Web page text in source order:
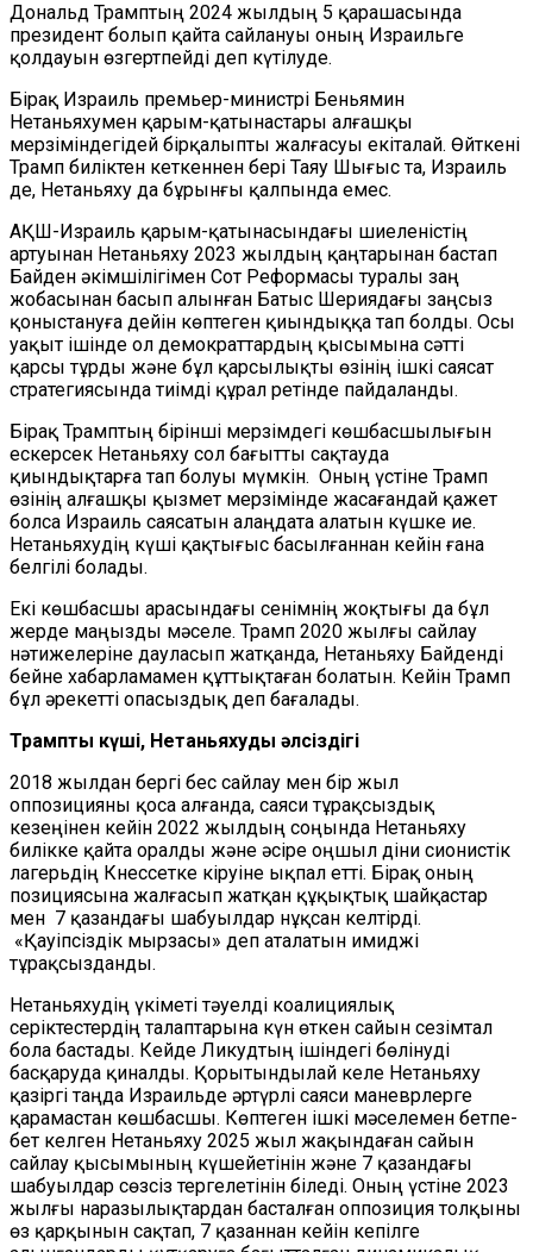
Дональд Трамптың 2024 жылдың 5 қарашасында
президент болып қайта сайлануы оның Израильге
қолдауын өзгертпейді деп күтілуде.
Бірақ Израиль премьер-министрі Беньямин
Нетаньяхумен қарым-қатынастары алғашқы
мерзіміндегідей бірқалыпты жалғасуы екіталай. Өйткені
Трамп биліктен кеткеннен бері Таяу Шығыс та, Израиль
де, Нетаньяху да бұрынғы қалпында емес.
АҚШ-Израиль қарым-қатынасындағы шиеленістің
артуынан Нетаньяху 2023 жылдың қаңтарынан бастап
Байден әкімшілігімен Сот Реформасы туралы заң
жобасынан басып алынған Батыс Шериядағы заңсыз
қоныстануға дейін көптеген қиындыққа тап болды. Осы
уақыт ішінде ол демократтардың қысымына сәтті
қарсы тұрды және бұл қарсылықты өзінің ішкі саясат
стратегиясында тиімді құрал ретінде пайдаланды.
Бірақ Трамптың бірінші мерзімдегі көшбасшылығын
ескерсек Нетаньяху сол бағытты сақтауда
қиындықтарға тап болуы мүмкін. Оның үстіне Трамп
өзінің алғашқы қызмет мерзімінде жасағандай қажет
болса Израиль саясатын алаңдата алатын күшке ие.
Нетаньяхудің күші қақтығыс басылғаннан кейін ғана
белгілі болады.
Екі көшбасшы арасындағы сенімнің жоқтығы да бұл
жерде маңызды мәселе. Трамп 2020 жылғы сайлау
нәтижелеріне дауласып жатқанда, Нетаньяху Байденді
бейне хабарламамен құттықтаған болатын. Кейін Трамп
бұл әрекетті опасыздық деп бағалады.
Трамптың күші, Нетаньяхудың әлсіздігі
2018 жылдан бергі бес сайлау мен бір жыл
оппозицияны қоса алғанда, саяси тұрақсыздық
кезеңінен кейін 2022 жылдың соңында Нетаньяху
билікке қайта оралды және әсіре оңшыл діни сионистік
лагерьдің Кнессетке кіруіне ықпал етті. Бірақ оның
позициясына жалғасып жатқан құқықтық шайқастар
мен 7 қазандағы шабуылдар нұқсан келтірді.
«Қауіпсіздік мырзасы» деп аталатын имиджі
тұрақсызданды.
Нетаньяхудің үкіметі тәуелді коалициялық
серіктестердің талаптарына күн өткен сайын сезімтал
бола бастады. Кейде Ликудтың ішіндегі бөлінуді
басқаруда қиналды. Қорытындылай келе Нетаньяху
қазіргі таңда Израильде әртүрлі саяси маневрлерге
қарамастан көшбасшы. Көптеген ішкі мәселемен бетпе-
бет келген Нетаньяху 2025 жыл жақындаған сайын
сайлау қысымының күшейетінін және 7 қазандағы
шабуылдар сөзсіз тергелетінін біледі. Оның үстіне 2023
жылғы наразылықтардан басталған оппозиция толқыны
өз қарқынын сақтап, 7 қазаннан кейін кепілге